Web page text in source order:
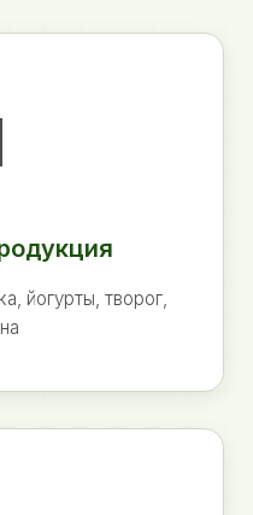
йогурты, творог,